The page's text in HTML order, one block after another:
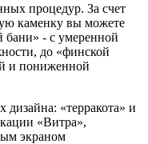
процедур. За счет
каменку вы можете
бани» - с умеренной
до «финской
и пониженной
дизайна: «терракота» и
«Витра»,
экраном